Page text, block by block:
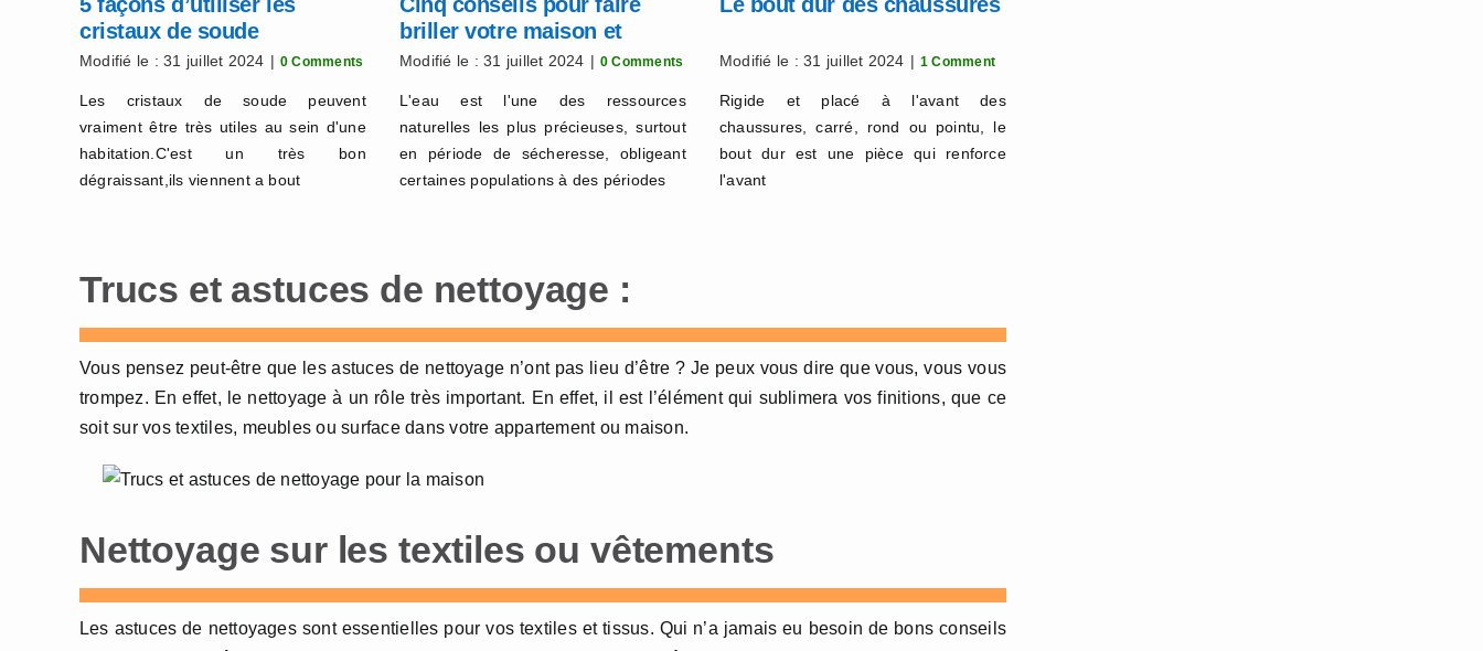
cristaux de soude
Modifié le : 31 juillet 2024 | 0 Comments
Les cristaux de soude peuvent
vraiment être très utiles au sein d'une
habitation.C'est un très bon
dégraissant,ils viennent a bout
briller votre maison et
économiser l’eau
Modifié le : 31 juillet 2024 | 0 Comments
L'eau est l'une des ressources
naturelles les plus précieuses, surtout
en période de sécheresse, obligeant
certaines populations à des périodes
Modifié le : 31 juillet 2024 | 1 Comment
Rigide et placé à l'avant des
chaussures, carré, rond ou pointu, le
bout dur est une pièce qui renforce
l'avant
Trucs et astuces de nettoyage :
Vous pensez peut-être que les astuces de nettoyage n’ont pas lieu d’être ? Je peux vous dire que vous, vous vous
trompez. En effet, le nettoyage à un rôle très important. En effet, il est l’élément qui sublimera vos finitions, que ce
soit sur vos textiles, meubles ou surface dans votre appartement ou maison.
Nettoyage sur les textiles ou vêtements
Les astuces de nettoyages sont essentielles pour vos textiles et tissus. Qui n’a jamais eu besoin de bons conseils